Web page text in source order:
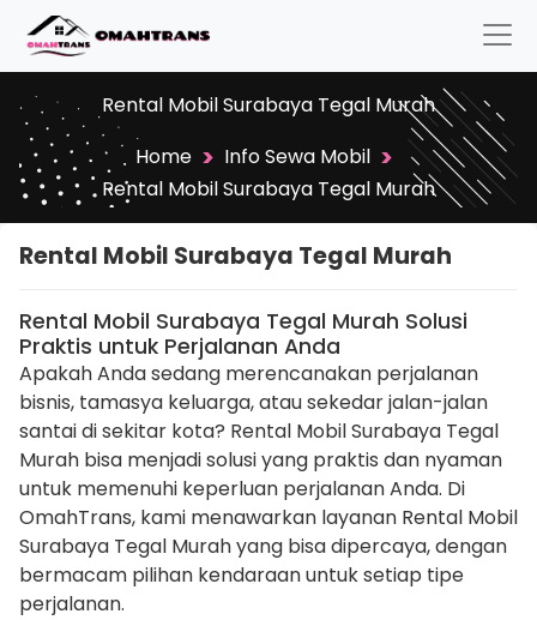
Rental Mobil Surabaya Tegal Murah
Home > Info Sewa Mobil >
Rental Mobil Surabaya Tegal Murah
Rental Mobil Surabaya Tegal Murah
Rental Mobil Surabaya Tegal Murah Solusi
Praktis untuk Perjalanan Anda
Apakah Anda sedang merencanakan perjalanan
bisnis, tamasya keluarga, atau sekedar jalan-jalan
santai di sekitar kota? Rental Mobil Surabaya Tegal
Murah bisa menjadi solusi yang praktis dan nyaman
untuk memenuhi keperluan perjalanan Anda. Di
OmahTrans, kami menawarkan layanan Rental Mobil
Surabaya Tegal Murah yang bisa dipercaya, dengan
bermacam pilihan kendaraan untuk setiap tipe
perjalanan.